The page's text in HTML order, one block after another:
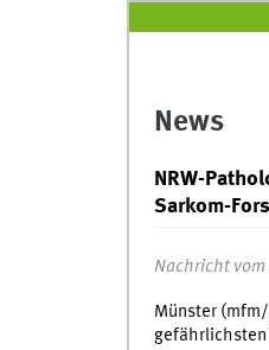
News
NRW-
Sarkom-
Nachricht
Münster
gefährlichsten